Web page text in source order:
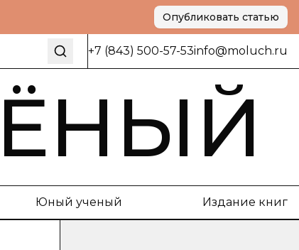
Опубликовать статью
+7 (843) 500-57-53info@moluch.ru
Юный ученый Издание книг